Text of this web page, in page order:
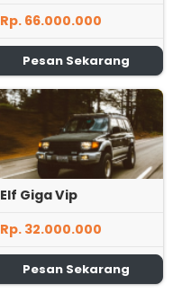
Rp. 66.000.000
Pesan Sekarang
Elf Giga Vip
Rp. 32.000.000
Pesan Sekarang